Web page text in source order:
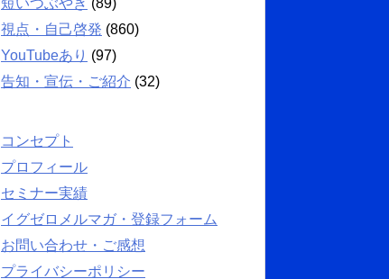
短いつぶやき (89)
視点・自己啓発 (860)
YouTubeあり (97)
告知・宣伝・ご紹介 (32)
コンセプト
プロフィール
セミナー実績
イグゼロメルマガ・登録フォーム
お問い合わせ・ご感想
プライバシーポリシー